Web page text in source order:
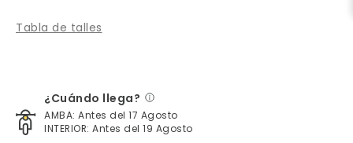
Tabla de talles
¿Cuándo llega?
AMBA: Antes del 17 Agosto
INTERIOR: Antes del 19 Agosto